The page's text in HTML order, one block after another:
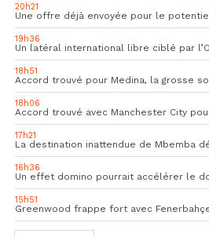
20h21
Une offre déjà envoyée pour le
19h36
Un latéral international libre ciblé par
18h51
Accord trouvé pour Medina, la grosse
18h06
Accord trouvé avec Manchester City
17h21
La destination inattendue de Mbemba
16h36
Un effet domino pourrait accélérer le
15h51